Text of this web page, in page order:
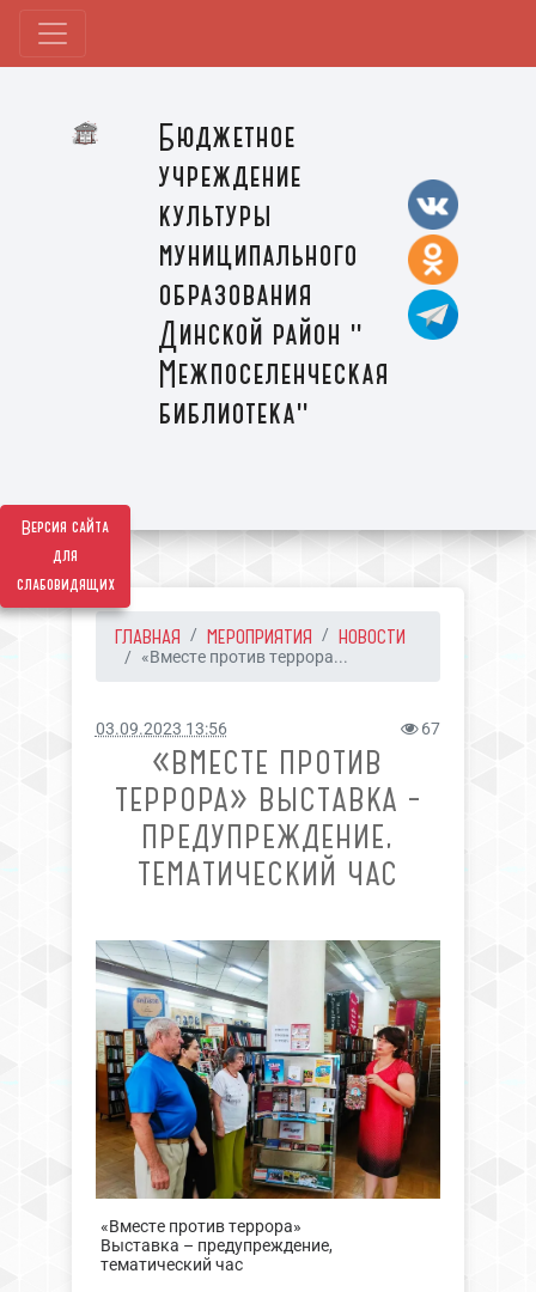
Версия сайта
для
слабовидящих
Бюджетное
учреждение
культуры
муниципального
образования
Динской район "
Межпоселенческая
библиотека"
ГЛАВНАЯ МЕРОПРИЯТИЯ НОВОСТИ
«Вместе против террора...
03.09.2023 13:56 67
«ВМЕСТЕ ПРОТИВ
ТЕРРОРА» ВЫСТАВКА –
ПРЕДУПРЕЖДЕНИЕ,
ТЕМАТИЧЕСКИЙ ЧАС
«Вместе против террора»
Выставка – предупреждение,
тематический час